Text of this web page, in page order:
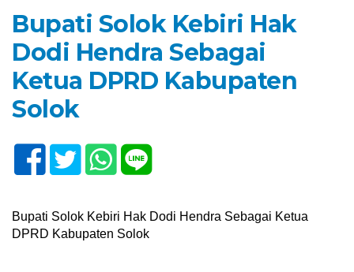
Bupati Solok Kebiri Hak
Dodi Hendra Sebagai
Ketua DPRD Kabupaten
Solok
Bupati Solok Kebiri Hak Dodi Hendra Sebagai Ketua
DPRD Kabupaten Solok